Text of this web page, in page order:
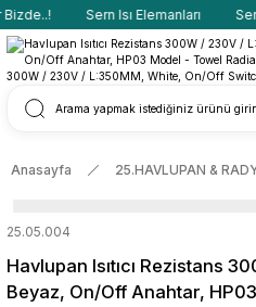
Sern Isı Elemanları
Anasayfa 25.HAVLUPAN &
25.05.004
Havlupan Isıtıcı Rezistans
Beyaz, On/Off Anahtar,